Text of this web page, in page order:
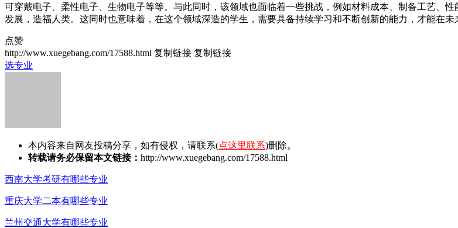
可穿戴电子、柔性电子、生物电子等等。与此同时，该领域也面临着一些挑战，例如材料成本、制备工艺、
发展，造福人类。这同时也意味着，在这个领域深造的学生，需要具备持续学习和不断创新的能力，才能在未
点赞
http://www.xuegebang.com/17588.html 复制链接 复制链接
选专业
本内容来自网友投稿分享，如有侵权，请联系(点这里联系)删除。
转载请务必保留本文链接： http://www.xuegebang.com/17588.html
西南大学考研有哪些专业
重庆大学二本有哪些专业
兰州交通大学有哪些专业